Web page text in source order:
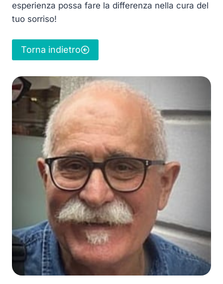
esperienza possa fare la differenza nella cura del
tuo sorriso!
Torna indietro